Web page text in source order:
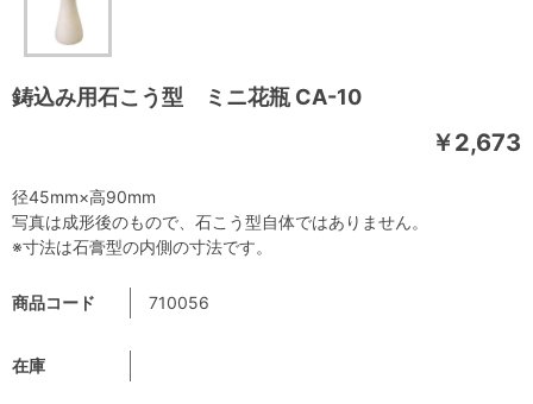
鋳込み用石こう型 ミニ花瓶 CA-10
￥2,673
商品コード 710056
在庫
径45mm×高90mm
写真は成形後のもので、石こう型自体ではありません。
※寸法は石膏型の内側の寸法です。